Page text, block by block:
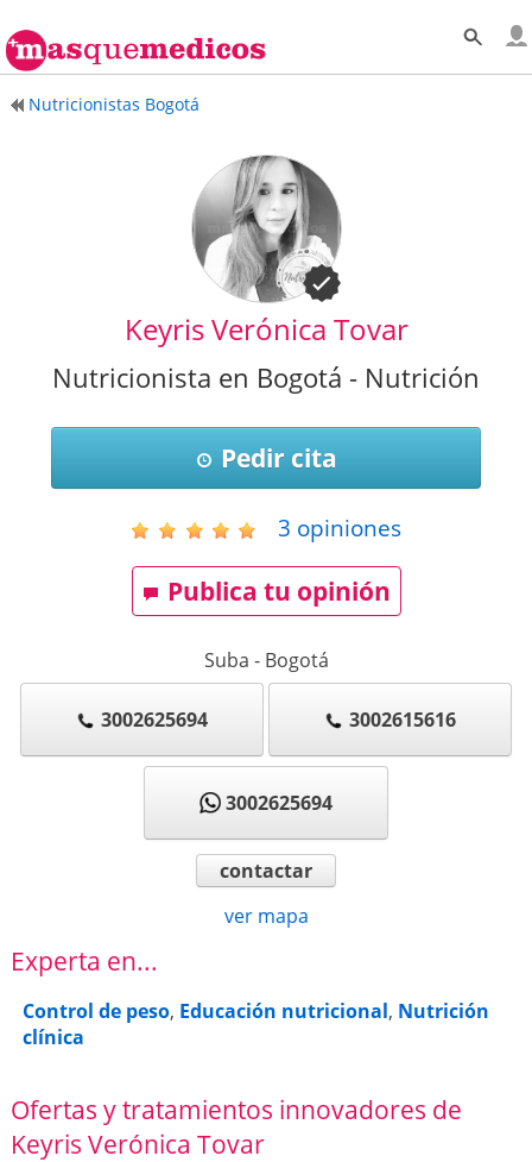
Nutricionistas Bogotá
Keyris Verónica Tovar
Nutricionista en Bogotá - Nutrición
Pedir cita
3 opiniones
Publica tu opinión
Suba - Bogotá
3002625694 3002615616
3002625694
contactar
ver mapa
Experta en...
Control de peso, Educación nutricional, Nutrición
clínica
Ofertas y tratamientos innovadores de
Keyris Verónica Tovar